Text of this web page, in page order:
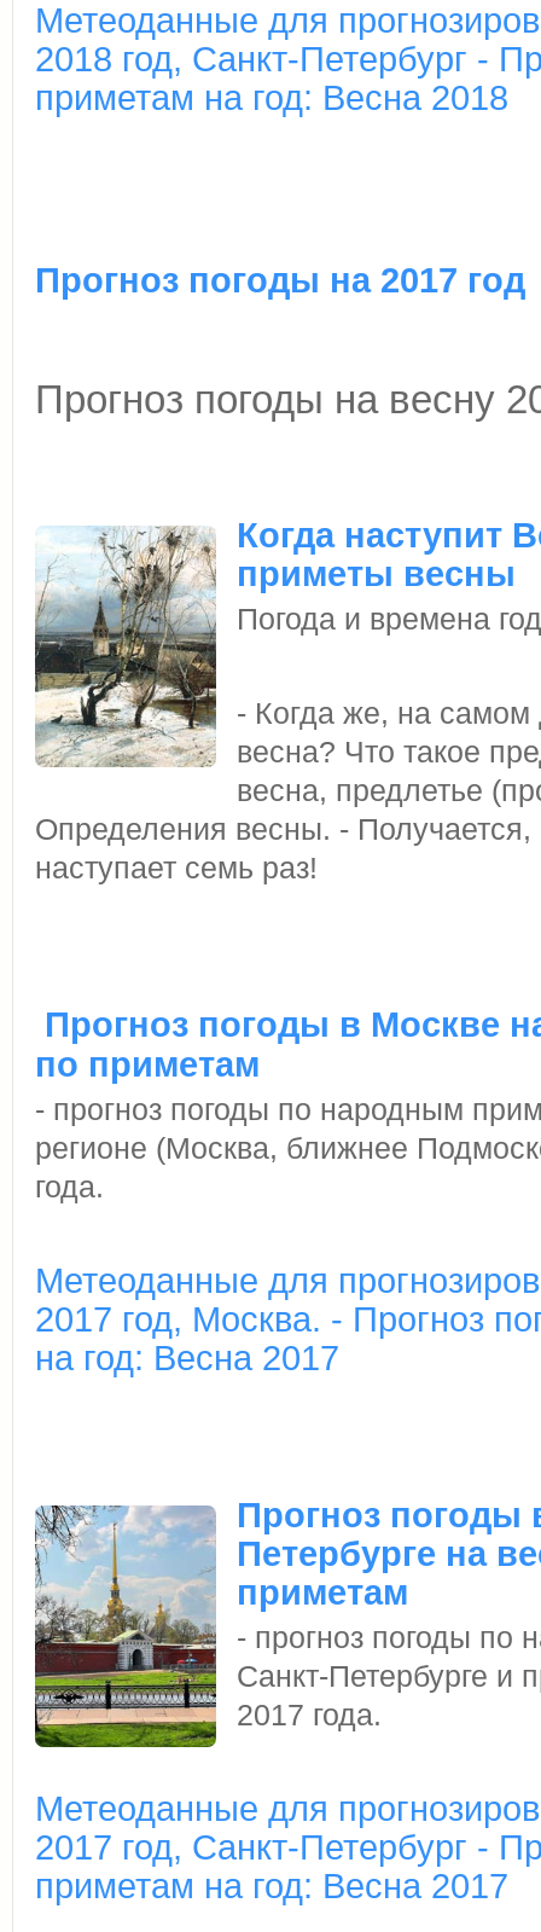
Метеоданные для
2018 год, Санкт-Петербург -
приметам на год: Весна 2018
Прогноз погоды на 2017 год
Прогноз погоды на весну
Когда наступит
приметы весны
Погода и времена
- Когда же, на самом
весна? Что такое
весна, предлетье
Определения весны. - Получается,
наступает семь раз!
Прогноз погоды в Москве
по приметам
- прогноз погоды по народным
регионе (Москва, ближнее
года.
Метеоданные для
2017 год, Москва. - Прогноз
на год: Весна 2017
Прогноз погоды
Петербурге на
приметам
- прогноз погоды по
Санкт-Петербурге и
2017 года.
Метеоданные для
2017 год, Санкт-Петербург -
приметам на год: Весна 2017